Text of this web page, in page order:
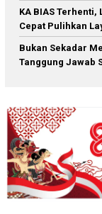
KA BIAS Terhenti,
Cepat Pulihkan
Bukan Sekadar
Tanggung Jawab